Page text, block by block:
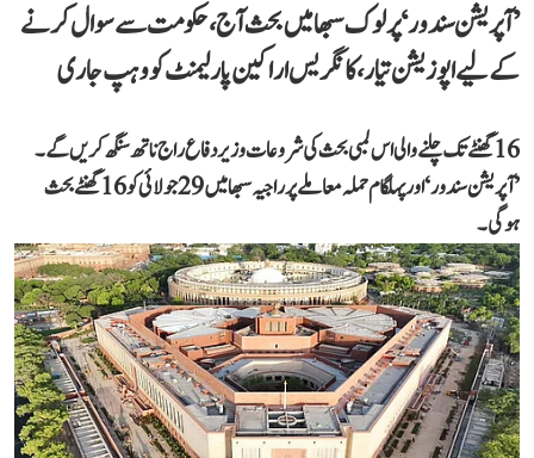
’آپریشن سندور‘ پر لوک سبھا میں بحث آج، حکومت سے سوال کرنے
کے لیے اپوزیشن تیار، کانگریس اراکین پارلیمنٹ کو وہپ جاری
16 گھنٹے تک چلنے والی اس لمبی بحث کی شروعات وزیر دفاع راج ناتھ سنگھ کریں گے۔
’آپریشن سندور‘ اور پہلگام حملہ معاملے پر راجیہ سبھا میں 29 جولائی کو 16 گھنٹے بحث
ہوگی۔